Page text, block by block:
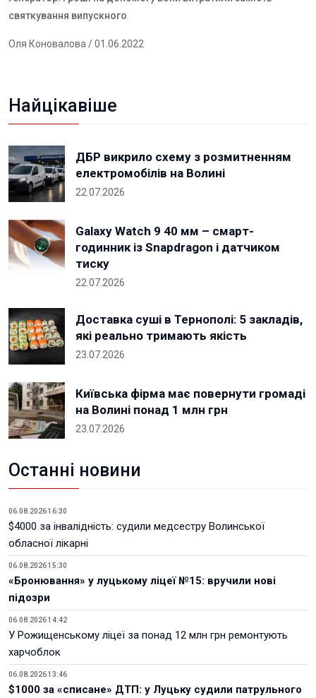
святкування випускного
Оля Коновалова / 01.06.2022
Найцікавіше
ДБР викрило схему з розмитненням
електромобілів на Волині
22.07.2026
Galaxy Watch 9 40 мм – смарт-
годинник із Snapdragon і датчиком
тиску
22.07.2026
Доставка суші в Тернополі: 5 закладів,
які реально тримають якість
23.07.2026
Київська фірма має повернути громаді
на Волині понад 1 млн грн
23.07.2026
Останні новини
06.08.2026 16:30
$4000 за інвалідність: судили медсестру Волинської
обласної лікарні
06.08.2026 15:30
«Бронювання» у луцькому ліцеї №15: вручили нові
підозри
06.08.2026 14:42
У Рожищенському ліцеї за понад 12 млн грн ремонтують
харчоблок
06.08.2026 13:46
$1000 за «списане» ДТП: у Луцьку судили патрульного